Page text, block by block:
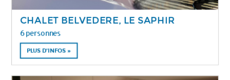
CHALET BELVEDERE, LE SAPHIR
6 personnes
PLUS D'INFOS »